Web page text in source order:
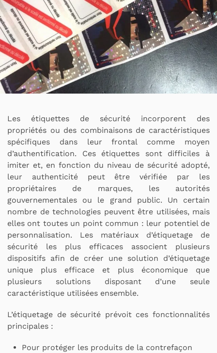
Les étiquettes de sécurité incorporent des
propriétés ou des combinaisons de caractéristiques
spécifiques dans leur frontal comme moyen
d’authentification. Ces étiquettes sont difficiles à
imiter et, en fonction du niveau de sécurité adopté,
leur authenticité peut être vérifiée par les
propriétaires de marques, les autorités
gouvernementales ou le grand public. Un certain
nombre de technologies peuvent être utilisées, mais
elles ont toutes un point commun : leur potentiel de
personnalisation. Les matériaux d’étiquetage de
sécurité les plus efficaces associent plusieurs
dispositifs afin de créer une solution d’étiquetage
unique plus efficace et plus économique que
plusieurs solutions disposant d’une seule
caractéristique utilisées ensemble.
L’étiquetage de sécurité prévoit ces fonctionnalités
principales :
Pour protéger les produits de la contrefaçon